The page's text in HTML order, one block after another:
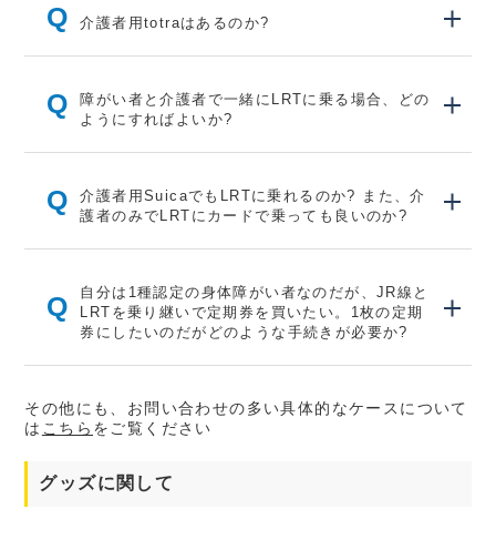
Q 介護者用totraはあるのか?
Q
障がい者と介護者で一緒にLRTに乗る場合、どの
ようにすればよいか?
Q
介護者用SuicaでもLRTに乗れるのか? また、介
護者のみでLRTにカードで乗っても良いのか?
Q
自分は1種認定の身体障がい者なのだが、JR線と
LRTを乗り継いで定期券を買いたい。1枚の定期
券にしたいのだがどのような手続きが必要か?
その他にも、お問い合わせの多い具体的なケースについて
は こちら をご覧ください
グッズに関して